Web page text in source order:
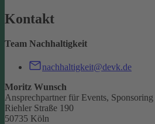
Kontakt
Team Nachhaltigkeit
nachhaltigkeit@devk.de
Moritz Wunsch
Ansprechpartner für Events,
Riehler Straße 190
50735 Köln